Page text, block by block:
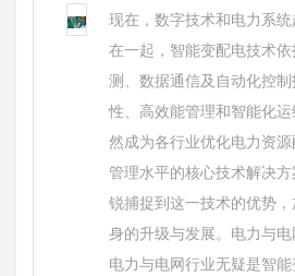
现在，数字技术和电力系
在一起，智能变配电技术
测、数据通信及自动化控
性、高效能管理和智能化
然成为各行业优化电力资
管理水平的核心技术解决
锐捕捉到这一技术的优势
身的升级与发展。电力与
电力与电网行业无疑是智